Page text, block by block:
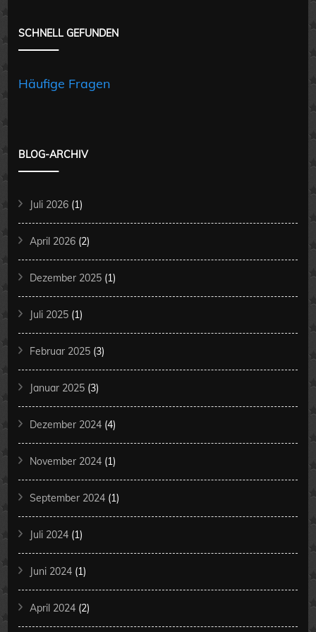
SCHNELL GEFUNDEN
Häufige Fragen
BLOG-ARCHIV
Juli 2026 (1)
April 2026 (2)
Dezember 2025 (1)
Juli 2025 (1)
Februar 2025 (3)
Januar 2025 (3)
Dezember 2024 (4)
November 2024 (1)
September 2024 (1)
Juli 2024 (1)
Juni 2024 (1)
April 2024 (2)